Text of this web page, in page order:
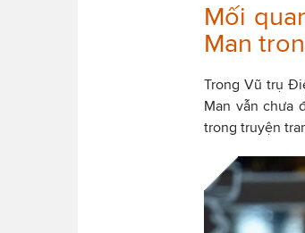
Mối
Man
Trong Vũ trụ
Man vẫn chưa
trong truyện